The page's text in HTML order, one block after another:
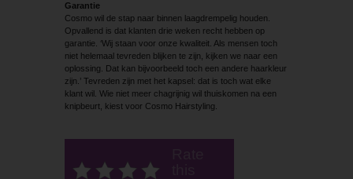
Garantie
Cosmo wil de stap naar binnen laagdrempelig houden.
Opvallend is dat klanten drie weken recht hebben op
garantie. ‘Wij staan voor onze kwaliteit. Als mensen toch
niet helemaal tevreden blijken te zijn, kijken we naar een
oplossing. Dat kan bijvoorbeeld toch een andere haarkleur
zijn.’ Tevreden zijn met het kapsel: dat is toch wat elke
klant wil. Wie niet meer chagrijnig wil thuiskomen na een
knipbeurt, kiest voor Cosmo Hairstyling.